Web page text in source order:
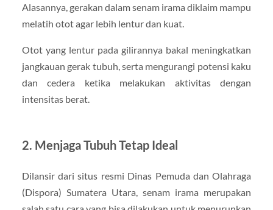
Alasannya, gerakan dalam senam irama diklaim mampu
melatih otot agar lebih lentur dan kuat.
Otot yang lentur pada gilirannya bakal meningkatkan
jangkauan gerak tubuh, serta mengurangi potensi kaku
dan cedera ketika melakukan aktivitas dengan
intensitas berat.
2. Menjaga Tubuh Tetap Ideal
Dilansir dari situs resmi Dinas Pemuda dan Olahraga
(Dispora) Sumatera Utara, senam irama merupakan